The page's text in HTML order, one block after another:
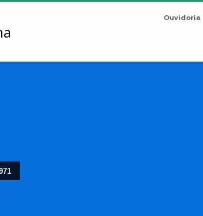
Ouvidoria